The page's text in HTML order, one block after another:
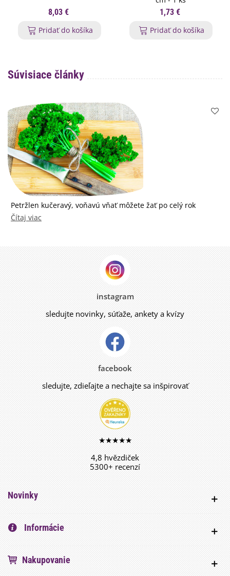
8,03 €
Pridať do košíka
1,73 €
Pridať do košíka
Súvisiace články
Petržlen kučeravý, voňavú vňať môžete žať po celý rok
Čítaj viac
instagram
sledujte novinky, súťaže, ankety a kvízy
facebook
sledujte, zdieľajte a nechajte sa inšpirovať
★★★★★
4,8 hvězdiček
5300+ recenzí
Novinky
Informácie
Nakupovanie